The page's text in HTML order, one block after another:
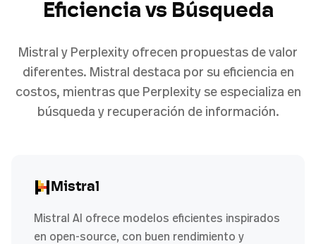
Eficiencia vs Búsqueda
Mistral y Perplexity ofrecen propuestas de valor
diferentes. Mistral destaca por su eficiencia en
costos, mientras que Perplexity se especializa en
búsqueda y recuperación de información.
Mistral
Mistral AI ofrece modelos eficientes inspirados
en open-source, con buen rendimiento y